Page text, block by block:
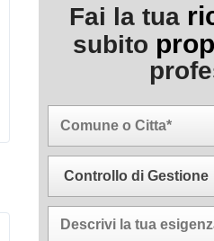
Fai la tua
subito